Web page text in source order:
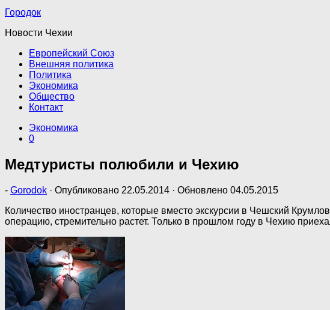
Городок
Новости Чехии
Европейский Союз
Внешняя политика
Политика
Экономика
Общество
Контакт
Экономика
0
Медтуристы полюбили и Чехию
- Gorodok · Опубликовано 22.05.2014 · Обновлено 04.05.2015
Количество иностранцев, которые вместо экскурсии в Чешский
операцию, стремительно растет. Только в прошлом году в Чехию